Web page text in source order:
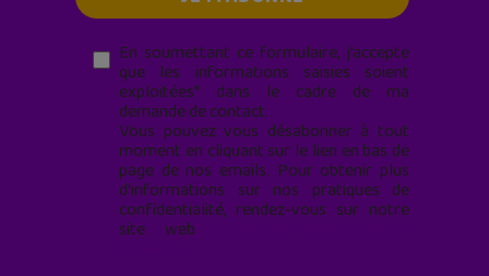
En soumettant ce formulaire, j’accepte
que les informations saisies soient
exploitées* dans le cadre de ma
demande de contact.
Vous pouvez vous désabonner à tout
moment en cliquant sur le lien en bas de
page de nos emails. Pour obtenir plus
d'informations sur nos pratiques de
confidentialité, rendez-vous sur notre
site web